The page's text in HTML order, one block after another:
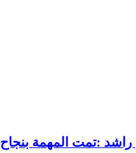
:تمت المهمة بنجاح